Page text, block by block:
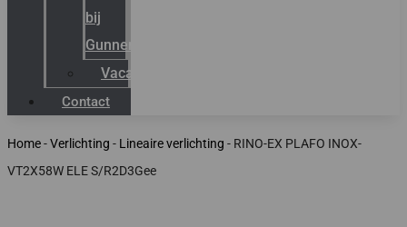
bij
Gunneman
Vacatures
Contact
Home-Verlichting - Lineaire verlichting - RINO-EX PLAFO INOX-
VT2X58W ELE S/R2D3Gee